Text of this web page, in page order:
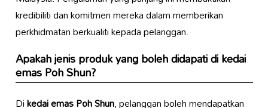
kredibiliti dan komitmen mereka dalam memberikan
perkhidmatan berkualiti kepada pelanggan.
Apakah jenis produk yang boleh didapati dikedai
emas Poh Shun?
Dikedai emas Poh Shun, pelanggan boleh mendapatkan